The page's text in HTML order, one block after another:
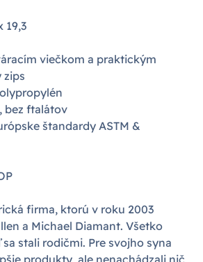
19,3
viečkom a praktickým
zips
bez ftalátov
štandardy ASTM &
firma, ktorú v roku 2003
a Michael Diamant. Všetko
sa stali rodičmi. Pre svojho syna
produkty, ale nenachádzali nič,